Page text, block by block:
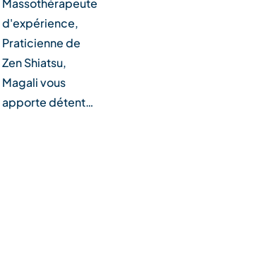
Massothérapeute
d'expérience,
Praticienne de
Zen Shiatsu,
Magali vous
apporte détent…